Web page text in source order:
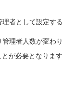
者として設定す
理者人数が変わり
が必要となります